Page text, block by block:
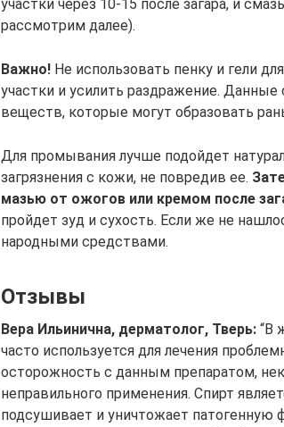
участки через 10-15 после загара, и
рассмотрим далее).
Важно! Не использовать пенку и гели
участки и усилить раздражение.
веществ, которые могут образовать
Для промывания лучше подойдет
загрязнения с кожи, не повредив ее.
мазью от ожогов или кремом после
пройдет зуд и сухость. Если же не
народными средствами.
Отзывы
Вера Ильинична, дерматолог, Тверь: “В
часто используется для лечения
осторожность с данным препаратом,
неправильного применения. Спирт
подсушивает и уничтожает патогенную